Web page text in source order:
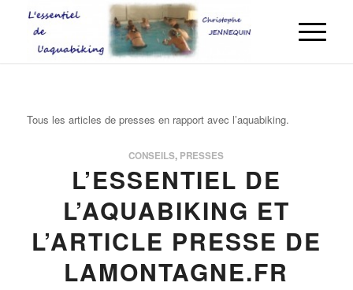
Tous les articles de presses en rapport avec l’aquabiking.
CONSEILS, PRESSES
L’ESSENTIEL DE
L’AQUABIKING ET
L’ARTICLE PRESSE DE
LAMONTAGNE.FR